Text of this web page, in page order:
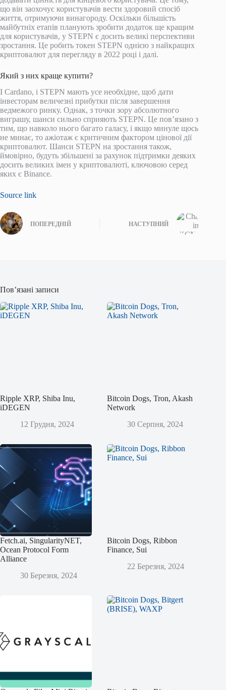
що він заохочує користувачів вести здоровий спосіб
життя, отримуючи винагороду. Оскільки більшість
майбутніх етапів планують зробити додаток ще кращим
для користувачів, у STEPN є досить великі перспективи
зростання. Це робить токен STEPN однією з найкращих
криптовалют для перегляду в 2022 році і далі.
Який з них краще купити?
І Cardano, і STEPN мають усе необхідне, щоб дати
інвесторам величезні прибутки після завершення
ведмежого ринку. Однак, з точки зору абсолютного
виграшу, шанси сильно сприяють STEPN. Це пов’язано з
тим, що навколо нього багато галасу, і якщо минуле щось
не минає, то ажіотаж є критичним фактором цінової дії
криптовалют. Шанси STEPN на зростання також,
ймовірно, будуть збільшені за рахунок підтримки деяких
досить великих імен у криптовалюті, ключовою серед
яких є Binance.
Source link
ПОПЕРЕДНІЙ НАСТУПНИЙ
Пов’язані записи
Ripple XRP, Shiba Inu,
iDEGEN
12 Грудня, 2024
Bitcoin Dogs, Tron, Akash
Network
30 Серпня, 2024
Fetch.ai, SingularityNET,
Ocean Protocol Form
Alliance
30 Березня, 2024
Bitcoin Dogs, Ribbon
Finance, Sui
22 Березня, 2024